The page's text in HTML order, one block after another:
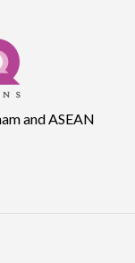
and ASEAN